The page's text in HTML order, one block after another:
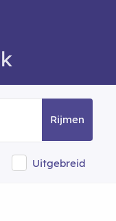
Rijmen
Uitgebreid